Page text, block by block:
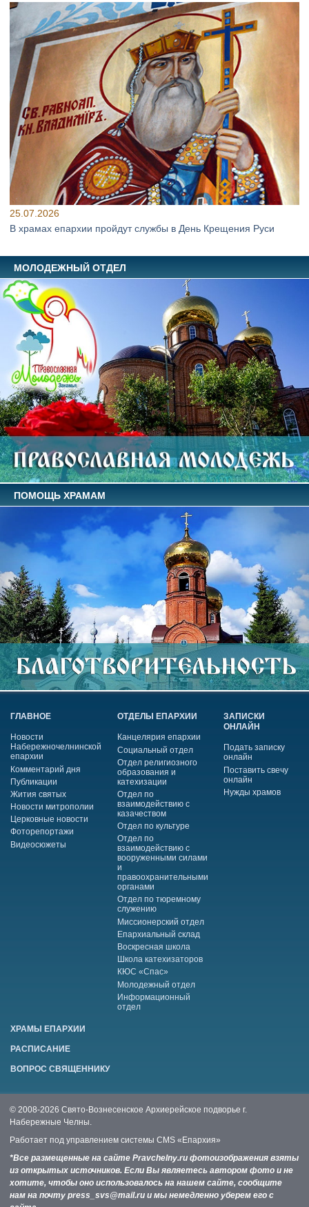
25.07.2026
В храмах епархии пройдут службы в День Крещения Руси
МОЛОДЕЖНЫЙ ОТДЕЛ
ПОМОЩЬ ХРАМАМ
ГЛАВНОЕ
Новости
Набережночелнинской
епархии
Комментарий дня
Публикации
Жития святых
Новости митрополии
Церковные новости
Фоторепортажи
Видеосюжеты
ОТДЕЛЫ ЕПАРХИИ
Канцелярия епархии
Социальный отдел
Отдел религиозного
образования и
катехизации
Отдел по
взаимодействию с
казачеством
Отдел по культуре
Отдел по
взаимодействию с
вооруженными силами
и
правоохранительными
органами
Отдел по тюремному
служению
Миссионерский отдел
Епархиальный склад
Воскресная школа
Школа катехизаторов
КЮС «Спас»
Молодежный отдел
Информационный
отдел
ЗАПИСКИ
ОНЛАЙН
Подать записку
онлайн
Поставить свечу
онлайн
Нужды храмов
ХРАМЫ ЕПАРХИИ
РАСПИСАНИЕ
ВОПРОС СВЯЩЕННИКУ
© 2008-2026 Свято-Вознесенское Архиерейское подворье г.
Набережные Челны.
Работает под управлением системы CMS «Епархия»
*Все размещенные на сайте Pravchelny.ru фотоизображения взяты
из открытых источников. Если Вы являетесь автором фото и не
хотите, чтобы оно использовалось на нашем сайте, сообщите
нам на почту press_svs@mail.ru и мы немедленно уберем его с